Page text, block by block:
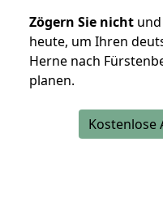
Zögern Sie nicht
heute, um Ihren
Herne nach
planen.
Kostenlose